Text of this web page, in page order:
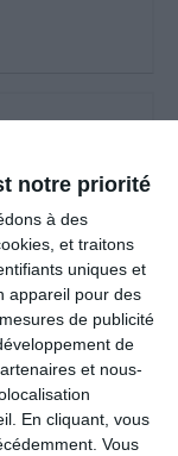
notre priorité
à des
et traitons
uniques et
appareil pour des
de publicité
de
et nous-
En cliquant, vous
Vous